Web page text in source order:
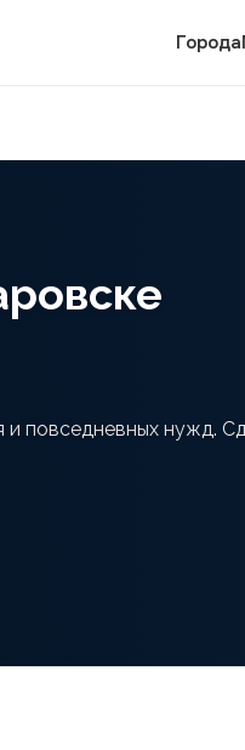
Города
повседневных нужд.